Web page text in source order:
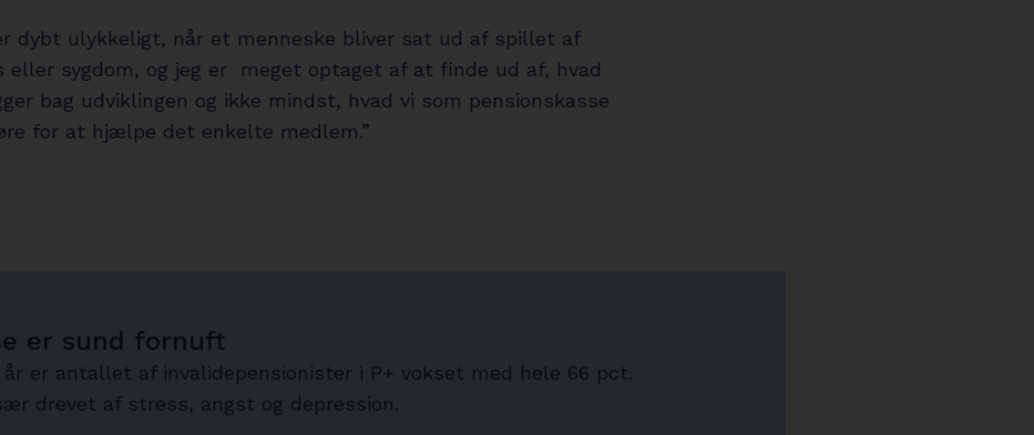
dybt ulykkeligt, når et menneske bliver sat ud af spillet af
eller sygdom, og jeg er meget optaget af at finde ud af, hvad
bag udviklingen og ikke mindst, hvad vi som pensionskasse
for at hjælpe det enkelte medlem.”
er sund fornuft
er antallet af invalidepensionister i P+ vokset med hele 66 pct.
drevet af stress, angst og depression.